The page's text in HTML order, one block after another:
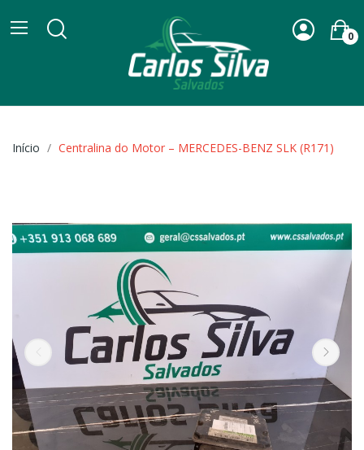
0
Início Centralina do Motor – MERCEDES-BENZ SLK (R171)